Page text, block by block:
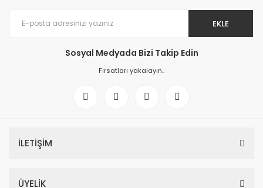
EKLE
Sosyal Medyada Bizi Takip Edin
Fırsatları yakalayın..
İLETİŞİM
ÜYELİK